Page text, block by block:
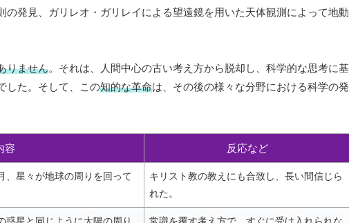
発見、ガリレオ・ガリレイによる望遠鏡を用いた天体観測によって地動
りません。それは、人間中心の古い考え方から脱却し、科学的な思考に基
した。そして、この知的な革命は、その後の様々な分野における科学の発
容 反応など
、星々が地球の周りを回って
キリスト教の教えにも合致し、長い間信じら
れた。
惑星と同じように太陽の周り
常識を覆す考え方で、すぐに受け入れられな